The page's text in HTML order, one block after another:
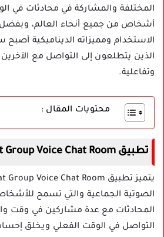
المختلفة والمشاركة في محادثات في
أشخاص من جميع أنحاء العالم،
الاستخدام ومميزاته الديناميكية
الذين يتطلعون إلى التواصل مع
وتفاعلية.
محتويات المقال :
تطبيق StarChat Group Voice Chat Room
الصوتية الجماعية والتي تسمح
المحادثات مع عدة مشاركين في وقت
التواصل في الوقت الفعلي ويخلق